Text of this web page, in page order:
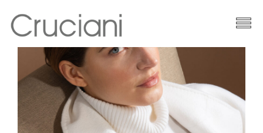
Brand
Filati
News
Contatti